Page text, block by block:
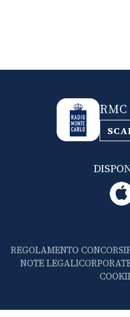
REGOLAMENTO CONCORSI
NOTE LEGALI